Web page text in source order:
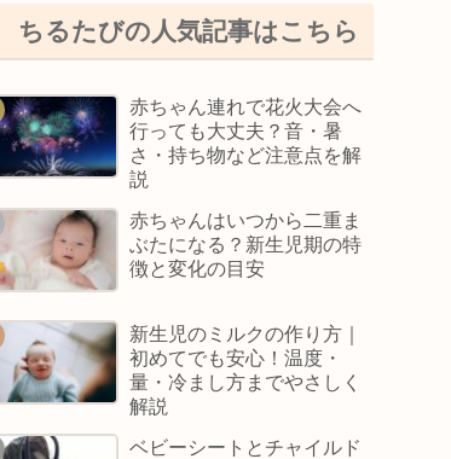
ちるたびの人気記事はこちら
赤ちゃん連れで花火大会へ
行っても大丈夫？音・暑
さ・持ち物など注意点を解
説
赤ちゃんはいつから二重ま
ぶたになる？新生児期の特
徴と変化の目安
新生児のミルクの作り方｜
初めてでも安心！温度・
量・冷まし方までやさしく
解説
ベビーシートとチャイルド